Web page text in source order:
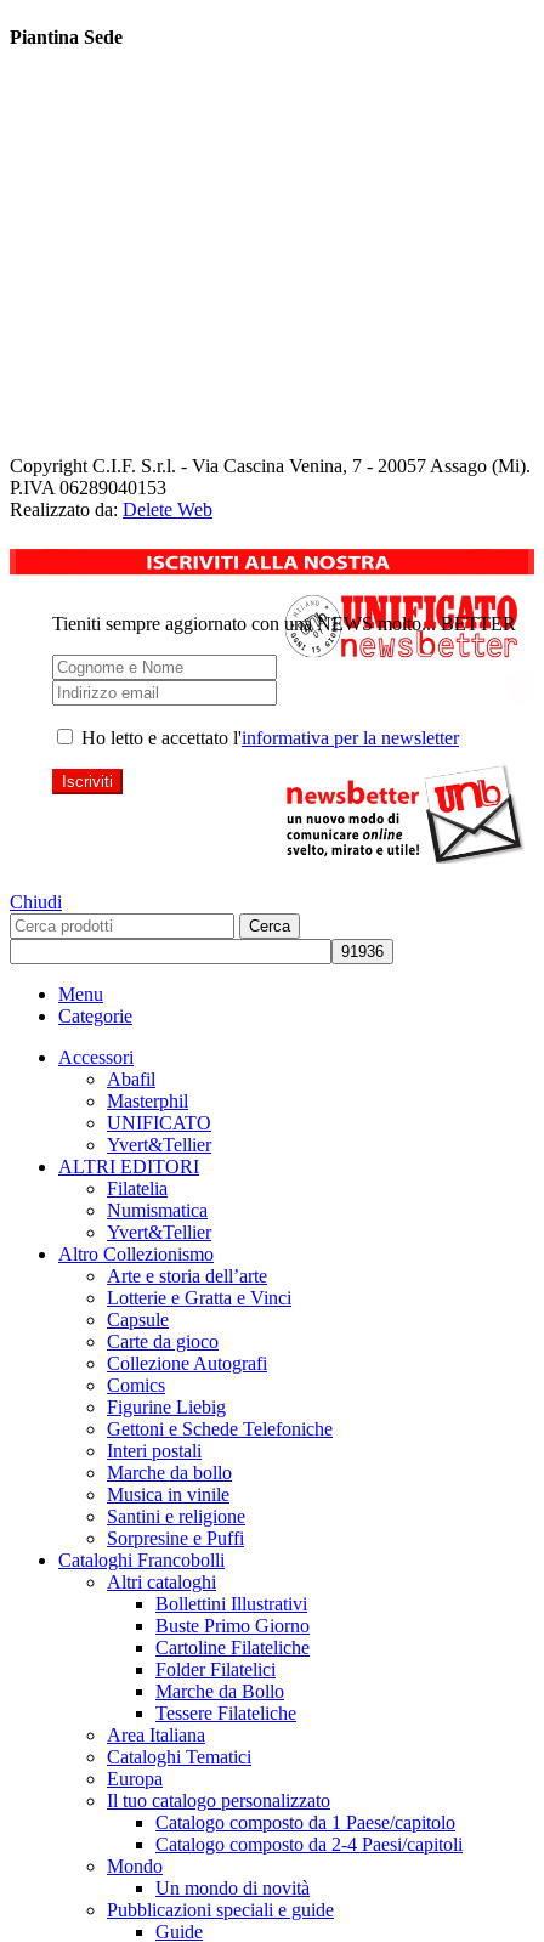
Piantina Sede
Copyright C.I.F. S.r.l. - Via Cascina Venina, 7 - 20057 Assago (Mi).
P.IVA 06289040153
Realizzato da: Delete Web
Tieniti sempre aggiornato con una NEWS molto... BETTER
Ho letto e accettato l'informativa per la newsletter
Chiudi
Cerca
Menu
Categorie
Accessori
Abafil
Masterphil
UNIFICATO
Yvert&Tellier
ALTRI EDITORI
Filatelia
Numismatica
Yvert&Tellier
Altro Collezionismo
Arte e storia dell’arte
Lotterie e Gratta e Vinci
Capsule
Carte da gioco
Collezione Autografi
Comics
Figurine Liebig
Gettoni e Schede Telefoniche
Interi postali
Marche da bollo
Musica in vinile
Santini e religione
Sorpresine e Puffi
Cataloghi Francobolli
Altri cataloghi
Bollettini Illustrativi
Buste Primo Giorno
Cartoline Filateliche
Folder Filatelici
Marche da Bollo
Tessere Filateliche
Area Italiana
Cataloghi Tematici
Europa
Il tuo catalogo personalizzato
Catalogo composto da 1 Paese/capitolo
Catalogo composto da 2-4 Paesi/capitoli
Mondo
Un mondo di novità
Pubblicazioni speciali e guide
Guide